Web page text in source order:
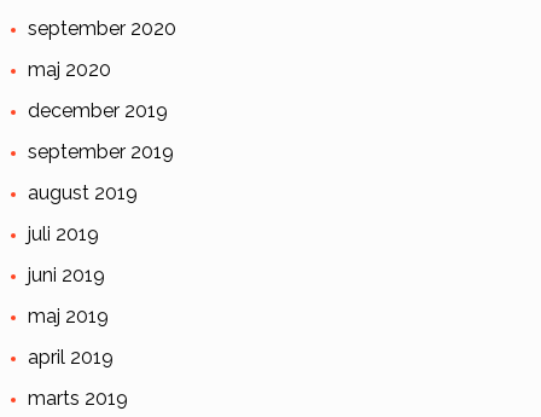
september 2020
maj 2020
december 2019
september 2019
august 2019
juli 2019
juni 2019
maj 2019
april 2019
marts 2019